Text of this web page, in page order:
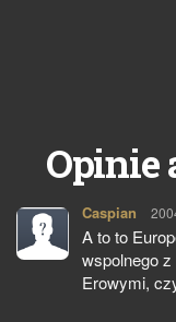
Opinie
Caspian
A to to
wspolnego
Erowymi,